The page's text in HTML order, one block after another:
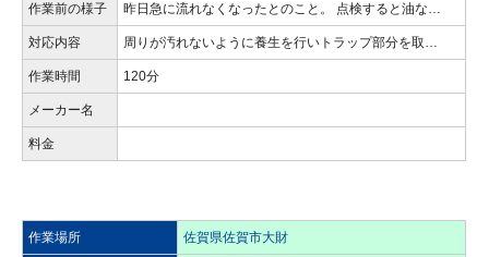
作業前の様子 昨日急に流れなくなったとのこと。 点検すると油な…
対応内容 周りが汚れないように養生を行いトラップ部分を取…
作業時間 120分
メーカー名
料金
作業場所 佐賀県佐賀市大財